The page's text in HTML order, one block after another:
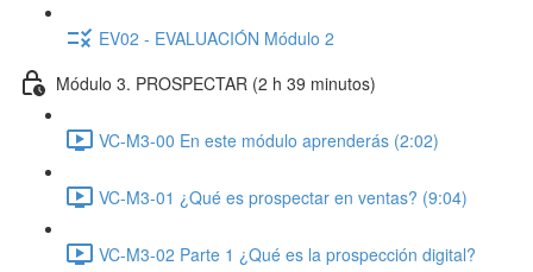
EV02 - EVALUACIÓN Módulo 2
Módulo 3. PROSPECTAR (2 h 39 minutos)
VC-M3-00 En este módulo aprenderás (2:02)
VC-M3-01 ¿Qué es prospectar en ventas? (9:04)
VC-M3-02 Parte 1 ¿Qué es la prospección digital?